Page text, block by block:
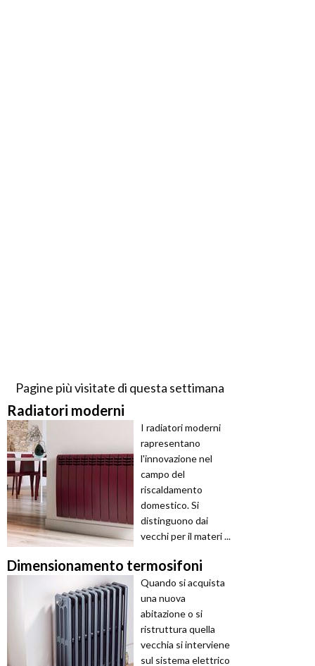
Pagine più visitate di questa settimana
Radiatori moderni
I radiatori moderni
rapresentano
l'innovazione nel
campo del
riscaldamento
domestico. Si
distinguono dai
vecchi per il materi ...
Dimensionamento termosifoni
Quando si acquista
una nuova
abitazione o si
ristruttura quella
vecchia si interviene
sul sistema elettrico